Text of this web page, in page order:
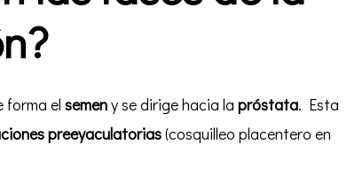
forma el semeny se dirige hacia la próstata. Esta
preeyaculatorias(cosquilleo placentero en